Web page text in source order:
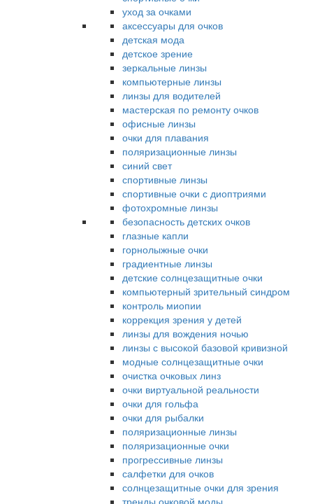
уход за очками
аксессуары для очков
детская мода
детское зрение
зеркальные линзы
компьютерные линзы
линзы для водителей
мастерская по ремонту очков
офисные линзы
очки для плавания
поляризационные линзы
синий свет
спортивные линзы
спортивные очки с диоптриями
фотохромные линзы
безопасность детских очков
глазные капли
горнолыжные очки
градиентные линзы
детские солнцезащитные очки
компьютерный зрительный синдром
контроль миопии
коррекция зрения у детей
линзы для вождения ночью
линзы с высокой базовой кривизной
модные солнцезащитные очки
очистка очковых линз
очки виртуальной реальности
очки для гольфа
очки для рыбалки
поляризационные линзы
поляризационные очки
прогрессивные линзы
салфетки для очков
солнцезащитные очки для зрения